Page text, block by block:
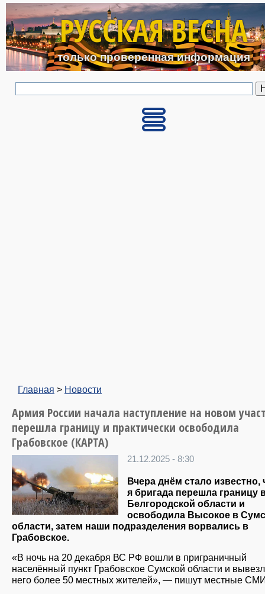
Перейти к основному
РУССКАЯ ВЕСНА
только проверенная информация
Главная > Новости
Армия России начала наступление на новом
перешла границу и практически освободила
Грабовское (КАРТА)
21.12.2025 - 8:30
Вчера днём стало известно,
я бригада перешла границу
Белгородской области и
освободила Высокое в
области, затем наши подразделения ворвались в
Грабовское.
«В ночь на 20 декабря ВС РФ вошли в приграничный
населённый пункт Грабовское Сумской области и
него более 50 местных жителей», — пишут местные